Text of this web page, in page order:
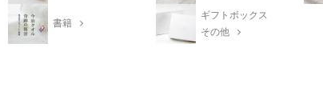
書籍
ギフトボックス
その他